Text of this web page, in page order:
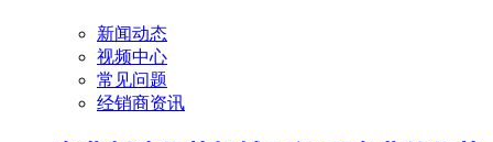
新闻动态
视频中心
常见问题
经销商资讯